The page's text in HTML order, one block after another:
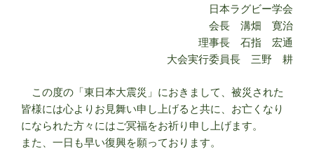
日本ラグビー学会
会長 溝畑 寛治
理事長 石指 宏通
大会実行委員長 三野 耕
この度の「東日本大震災」におきまして、被災された
皆様には心よりお見舞い申し上げると共に、お亡くなり
になられた方々にはご冥福をお祈り申し上げます。
また、一日も早い復興を願っております。